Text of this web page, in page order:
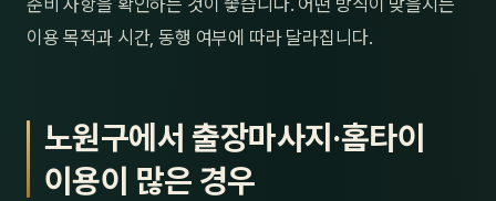
준비 사항을 확인하는 것이 좋습니다. 어떤 방식이 맞을지는
이용 목적과 시간, 동행 여부에 따라 달라집니다.
노원구에서 출장마사지·홈타이
이용이 많은 경우